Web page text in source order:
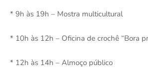
* 9h às 19h – Mostra multicultural
* 10h às 12h – Oficina de crochê “Bora
* 12h às 14h – Almoço público